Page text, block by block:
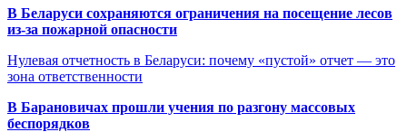
В Беларуси сохраняются ограничения на посещение лесов
из-за пожарной опасности
Нулевая отчетность в Беларуси: почему «пустой» отчет — это
зона ответственности
В Барановичах прошли учения по разгону массовых
беспорядков